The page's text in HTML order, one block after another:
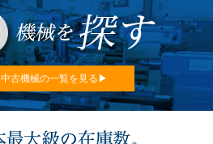
中古機械の一覧を見る▶︎